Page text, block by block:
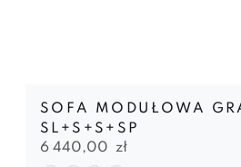
SOFA MODUŁOWA
SL+S+S+SP
6 440,00 zł